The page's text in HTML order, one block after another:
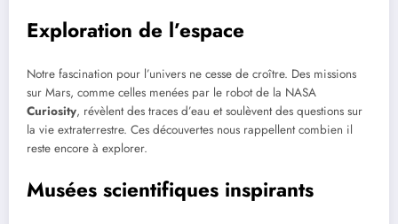
Exploration de l’espace
Notre fascination pour l’univers ne cesse de croître. Des missions
sur Mars, comme celles menées par le robot de la NASA
Curiosity, révèlent des traces d’eau et soulèvent des questions sur
la vie extraterrestre. Ces découvertes nous rappellent combien il
reste encore à explorer.
Musées scientifiques inspirants